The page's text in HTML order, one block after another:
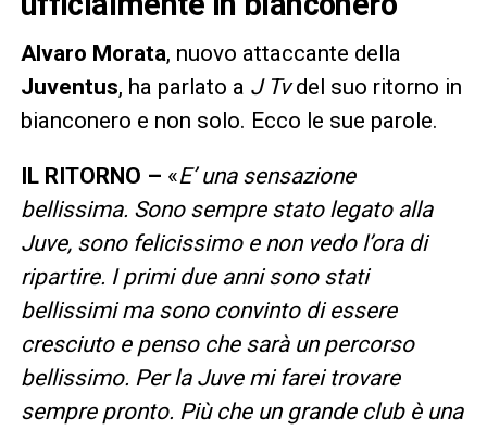
Alvaro Morata, nuovo attaccante della
Juventus, ha parlato a J Tvdel suo ritorno in
bianconero e non solo. Ecco le sue parole.
IL RITORNO – «E’ una sensazione
bellissima. Sono sempre stato legato alla
Juve, sono felicissimo e non vedo l’ora di
ripartire. I primi due anni sono stati
bellissimi ma sono convinto di essere
cresciuto e penso che sarà un percorso
bellissimo. Per la Juve mi farei trovare
sempre pronto. Più che un grande club è una